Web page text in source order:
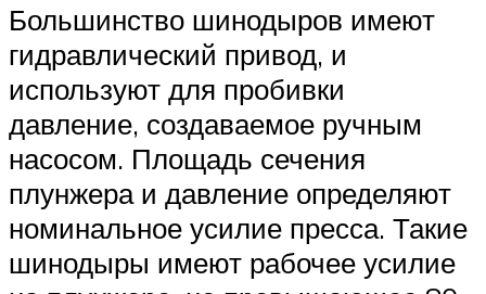
Большинство шинодыров имеют
гидравлический привод, и
используют для пробивки
давление, создаваемое ручным
насосом. Площадь сечения
плунжера и давление определяют
номинальное усилие пресса. Такие
шинодыры имеют рабочее усилие